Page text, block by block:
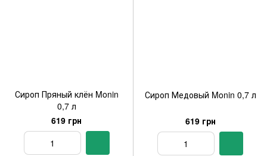
Сироп Пряный клён Monin
0,7 л
619 грн
Сироп Медовый Monin 0,7 л
619 грн